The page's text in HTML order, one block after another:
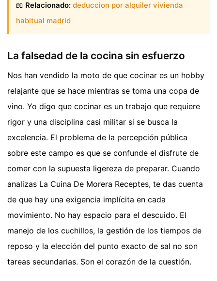
📖 Relacionado: deduccion por alquiler vivienda
habitual madrid
La falsedad de la cocina sin esfuerzo
Nos han vendido la moto de que cocinar es un hobby
relajante que se hace mientras se toma una copa de
vino. Yo digo que cocinar es un trabajo que requiere
rigor y una disciplina casi militar si se busca la
excelencia. El problema de la percepción pública
sobre este campo es que se confunde el disfrute de
comer con la supuesta ligereza de preparar. Cuando
analizas La Cuina De Morera Receptes, te das cuenta
de que hay una exigencia implícita en cada
movimiento. No hay espacio para el descuido. El
manejo de los cuchillos, la gestión de los tiempos de
reposo y la elección del punto exacto de sal no son
tareas secundarias. Son el corazón de la cuestión.